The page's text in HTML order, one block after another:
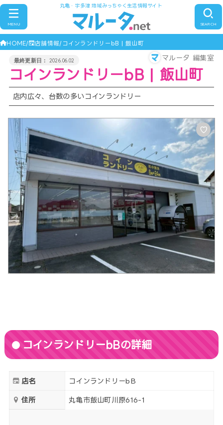
丸亀・宇多津 地域みっちゃく生活情報サイト
SEARCH
MENU
HOME 店舗情報 コインランドリーbB | 飯山町
2026.06.02 マルータ 編集室
コインランドリーbB | 飯山町
店内広々、台数の多いコインランドリー
♡
コインランドリーbBの詳細
店名 コインランドリーbB
住所 丸亀市飯山町川原616-1